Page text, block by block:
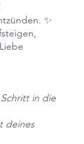
✨
in die
deines